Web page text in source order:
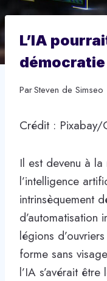
L’IA
ParSteven de Simseo
Crédit :
Il est devenu à
l’intelligence
intrinsèquement
légions
forme sans
l’IA s’avérait